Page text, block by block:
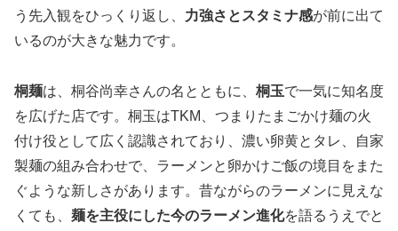
う先入観をひっくり返し、 力強さとスタミナ感が前に出て
いるのが大きな魅力です。
桐麺は、桐谷尚幸さんの名とともに、 桐玉で一気に知名度
を広げた店です。桐玉はTKM、つまりたまごかけ麺の火
付け役として広く認識されており、濃い卵黄とタレ、自家
製麺の組み合わせで、ラーメンと卵かけご飯の境目をまた
ぐような新しさがあります。昔ながらのラーメンに見えな
くても、 麺を主役にした今のラーメン進化を語るうえでと